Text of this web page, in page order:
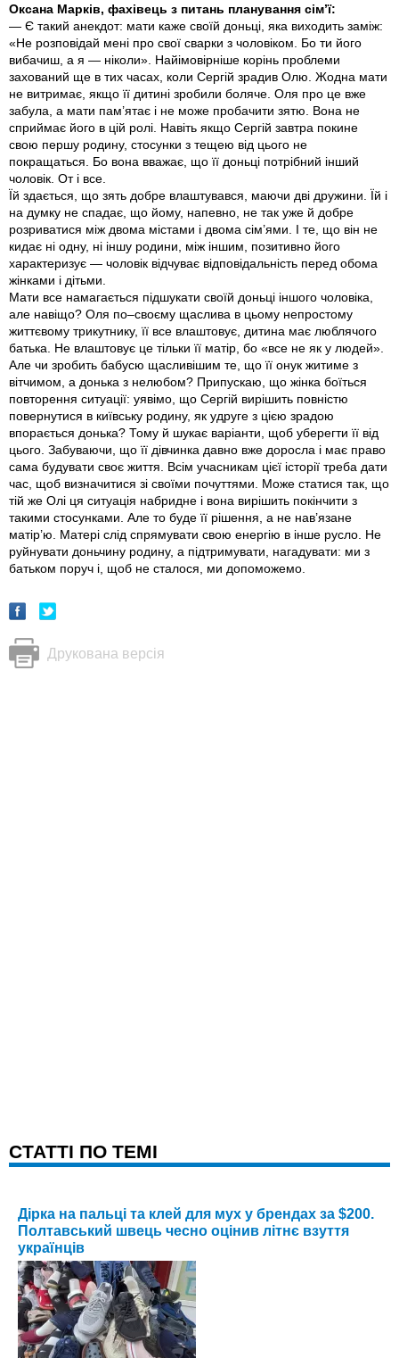
Оксана Марків, фахівець з питань планування сім’ї:
— Є такий анекдот: мати каже своїй доньці, яка виходить заміж:
«Не розповідай мені про свої сварки з чоловіком. Бо ти його
вибачиш, а я — ніколи». Найімовірніше корінь проблеми
захований ще в тих часах, коли Сергій зрадив Олю. Жодна мати
не витримає, якщо її дитині зробили боляче. Оля про це вже
забула, а мати пам’ятає і не може пробачити зятю. Вона не
сприймає його в цій ролі. Навіть якщо Сергій завтра покине
свою першу родину, стосунки з тещею від цього не
покращаться. Бо вона вважає, що її доньці потрібний інший
чоловік. От і все.
Їй здається, що зять добре влаштувався, маючи дві дружини. Їй і
на думку не спадає, що йому, напевно, не так уже й добре
розриватися між двома містами і двома сім’ями. І те, що він не
кидає ні одну, ні іншу родини, між іншим, позитивно його
характеризує — чоловік відчуває відповідальність перед обома
жінками і дітьми.
Мати все намагається підшукати своїй доньці іншого чоловіка,
але навіщо? Оля по–своєму щаслива в цьому непростому
життєвому трикутнику, її все влаштовує, дитина має люблячого
батька. Не влаштовує це тільки її матір, бо «все не як у людей».
Але чи зробить бабусю щасливішим те, що її онук житиме з
вітчимом, а донька з нелюбом? Припускаю, що жінка боїться
повторення ситуації: уявімо, що Сергій вирішить повністю
повернутися в київську родину, як удруге з цією зрадою
впорається донька? Тому й шукає варіанти, щоб уберегти її від
цього. Забуваючи, що її дівчинка давно вже доросла і має право
сама будувати своє життя. Всім учасникам цієї історії треба дати
час, щоб визначитися зі своїми почуттями. Може статися так, що
тій же Олі ця ситуація набридне і вона вирішить покінчити з
такими стосунками. Але то буде її рішення, а не нав’язане
матір’ю. Матері слід спрямувати свою енергію в інше русло. Не
руйнувати доньчину родину, а підтримувати, нагадувати: ми з
батьком поруч і, щоб не сталося, ми допоможемо.
Друкована версія
CТАТТІ ПО ТЕМІ
Дірка на пальці та клей для мух у брендах за $200.
Полтавський швець чесно оцінив літнє взуття
українців